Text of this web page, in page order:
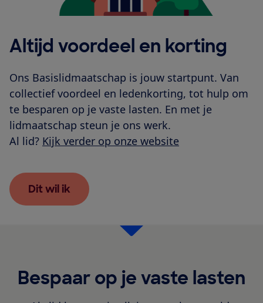
Altijd voordeel en korting
Ons Basislidmaatschap is jouw startpunt. Van
collectief voordeel en ledenkorting, tot hulp om
te besparen op je vaste lasten. En met je
lidmaatschap steun je ons werk.
Al lid? Kijk verder op onze website
Dit wil ik
Bespaar op je vaste lasten